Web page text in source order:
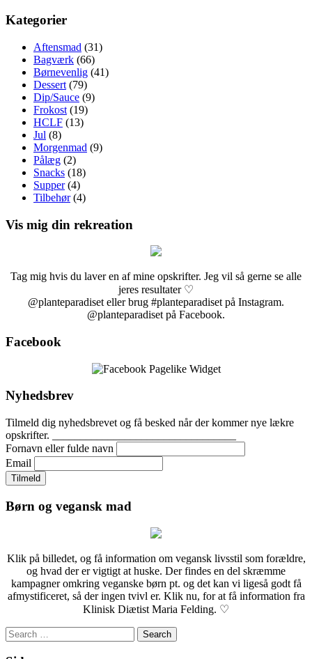
Kategorier
Aftensmad (31)
Bagværk (66)
Børnevenlig (41)
Dessert (79)
Dip/Sauce (9)
Frokost (19)
HCLF (13)
Jul (8)
Morgenmad (9)
Pålæg (2)
Snacks (18)
Supper(4)
Tilbehør(4)
Vis mig din rekreation
Tag mig hvis du laver en af mine opskrifter. Jeg vil så gerne se alle
jeres resultater ♡
@planteparadiset eller brug #planteparadiset på Instagram.
@planteparadiset på Facebook.
Facebook
Nyhedsbrev
Tilmeld dig nyhedsbrevet og få besked når der kommer nye lækre
opskrifter. _________________________________
Fornavn eller fulde navn
Email
Børn og vegansk mad
Klik på billedet, og få information om vegansk livsstil som forældre,
og hvad der er vigtigt at huske. Der findes en del skræmme
kampagner omkring veganske børn pt. og det kan vi ligeså godt få
afmystificeret, så der ingen tvivl er. Klik nu, for at få information fra
Klinisk Diætist Maria Felding. ♡
Search
for: